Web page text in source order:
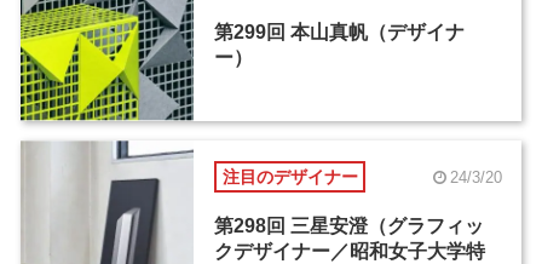
第299回 本山真帆（デザイナ
ー）
注目のデザイナー 24/3/20
第298回 三星安澄（グラフィッ
クデザイナー／昭和女子大学特